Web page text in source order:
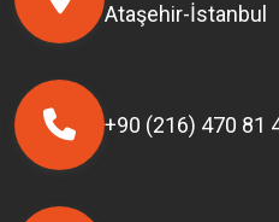
Ataşehir-İstanbul
+90 (216) 470 81